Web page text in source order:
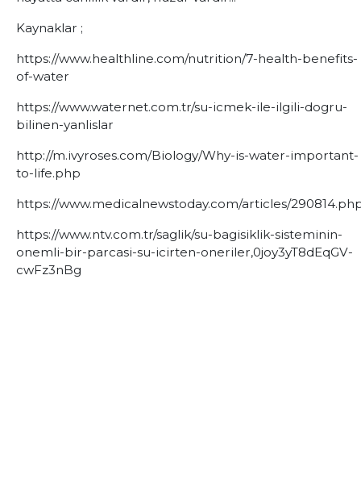
Kaynaklar ;
https://www.healthline.com/nutrition/7-health-benefits-
of-water
https://www.waternet.com.tr/su-icmek-ile-ilgili-dogru-
bilinen-yanlislar
http://m.ivyroses.com/Biology/Why-is-water-important-
to-life.php
https://www.medicalnewstoday.com/articles/
https://www.ntv.com.tr/saglik/su-bagisiklik-sisteminin-
onemli-bir-parcasi-su-icirten-oneriler,0joy3yT8dEqGV-
cwFz3nBg